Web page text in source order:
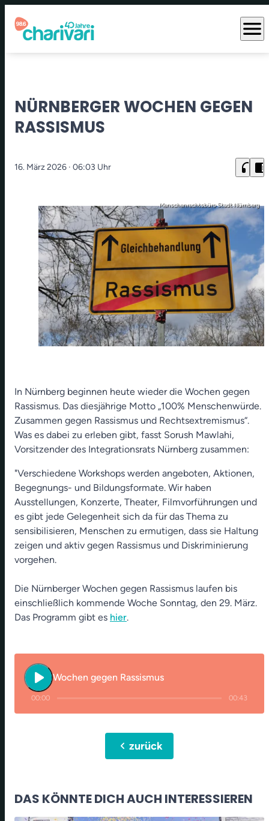
menu
NÜRNBERGER WOCHEN GEGEN
RASSISMUS
16. März 2026 · 06:03 Uhr headphones chrome_reader_mode
Menschenrechtsbüro Stadt Nürnberg
In Nürnberg beginnen heute wieder die Wochen gegen
Rassismus. Das diesjährige Motto „100% Menschenwürde.
Zusammen gegen Rassismus und Rechtsextremismus“.
Was es dabei zu erleben gibt, fasst Sorush Mawlahi,
Vorsitzender des Integrationsrats Nürnberg zusammen:
"Verschiedene Workshops werden angeboten, Aktionen,
Begegnungs- und Bildungsformate. Wir haben
Ausstellungen, Konzerte, Theater, Filmvorführungen und
es gibt jede Gelegenheit sich da für das Thema zu
sensibilisieren, Menschen zu ermutigen, dass sie Haltung
zeigen und aktiv gegen Rassismus und Diskriminierung
vorgehen.
Die Nürnberger Wochen gegen Rassismus laufen bis
einschließlich kommende Woche Sonntag, den 29. März.
Das Programm gibt es hier.
play_arrow Wochen gegen Rassismus
00:00 00:43
chevron_leftzurück
DAS KÖNNTE DICH AUCH INTERESSIEREN